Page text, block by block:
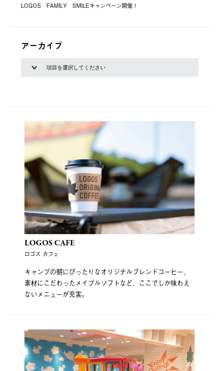
LOGOS FAMILY SMILEキャンペーン開催！
アーカイブ
LOGOS CAFE
ロゴス カフェ
キャンプの朝にぴったりなオリジナルブレンドコーヒー、
素材にこだわったメイプルソフトなど、ここでしか味わえ
ないメニューが充実。